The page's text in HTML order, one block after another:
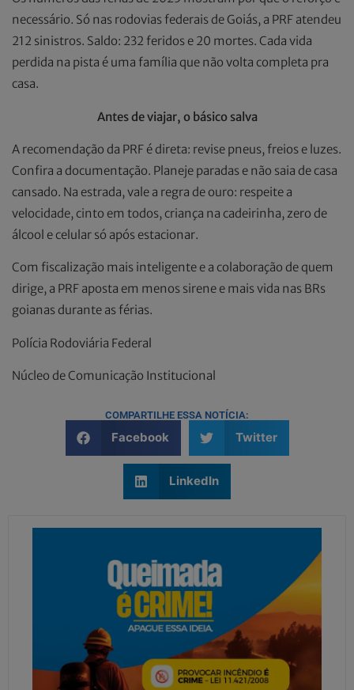
necessário. Só nas rodovias federais de Goiás, a PRF atendeu
212 sinistros. Saldo: 232 feridos e 20 mortes. Cada vida
perdida na pista é uma família que não volta completa pra
casa.
Antes de viajar, o básico salva
A recomendação da PRF é direta: revise pneus, freios e luzes.
Confira a documentação. Planeje paradas e não saia de casa
cansado. Na estrada, vale a regra de ouro: respeite a
velocidade, cinto em todos, criança na cadeirinha, zero de
álcool e celular só após estacionar.
Com fiscalização mais inteligente e a colaboração de quem
dirige, a PRF aposta em menos sirene e mais vida nas BRs
goianas durante as férias.
Polícia Rodoviária Federal
Núcleo de Comunicação Institucional
COMPARTILHE ESSA NOTÍCIA:
Facebook Twitter
LinkedIn